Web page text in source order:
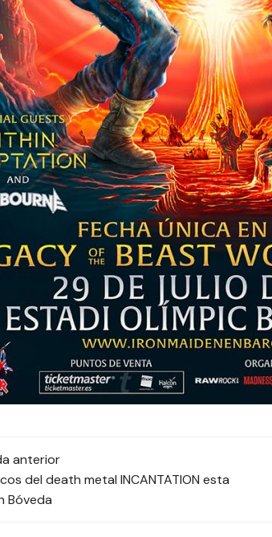
anterior
del death metal INCANTATION esta
Bóveda